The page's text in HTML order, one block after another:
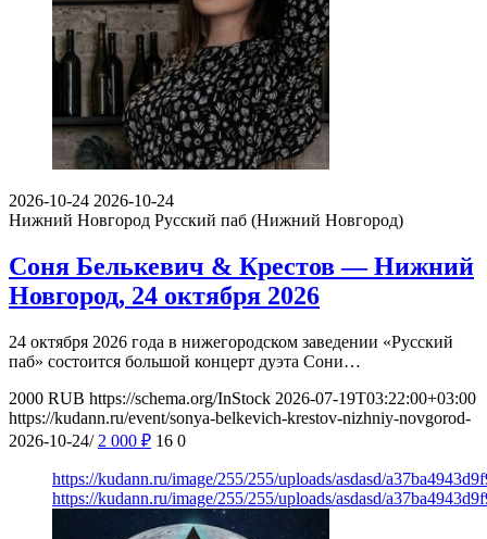
2026-10-24 2026-10-24
Нижний Новгород Русский паб (Нижний Новгород)
Соня Белькевич & Крестов — Нижний
Новгород, 24 октября 2026
24 октября 2026 года в нижегородском заведении «Русский
паб» состоится большой концерт дуэта Сони…
2000 RUB https://schema.org/InStock 2026-07-19T03:22:00+03:00
https://kudann.ru/event/sonya-belkevich-krestov-nizhniy-novgorod-
2026-10-24/ 2 000 ₽ 16 0
https://kudann.ru/image/255/255/uploads/asdasd/
https://kudann.ru/image/255/255/uploads/asdasd/